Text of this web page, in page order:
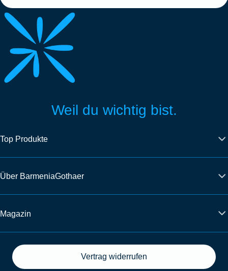
Weil du wichtig bist.
Top Produkte
Über BarmeniaGothaer
Magazin
Vertrag widerrufen